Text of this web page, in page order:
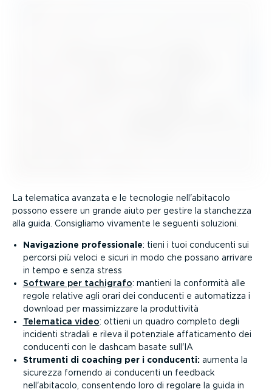
La telematica avanzata e le tecnologie nell'abitacolo
possono essere un grande aiuto per gestire la stanchezza
alla guida. Consigliamo vivamente le seguenti soluzioni.
Navigazione profes­sionale: tieni i tuoi conducenti sui
percorsi più veloci e sicuri in modo che possano arrivare
in tempo e senza stress
Software per tachigrafo: mantieni la conformità alle
regole relative agli orari dei conducenti e automatizza i
download per massi­mizzare la produt­tività
Telematica video: ottieni un quadro completo degli
incidenti stradali e rileva il potenziale affati­ca­mento dei
conducenti con le dashcam basate sull'IA
Strumenti di coaching per i conducenti:aumenta la
sicurezza fornendo ai conducenti un feedback
nell'abitacolo, consentendo loro di regolare la guida in